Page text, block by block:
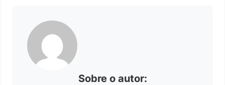
Sobre o autor: